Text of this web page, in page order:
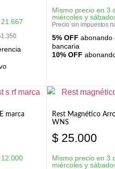
21.667
Mismo precio en 3
miércoles y
Precio sin impuestos
5% OFF abonando
bancaria
10% OFF
marca
12.000
Rest Magnético
WNS
$ 25.000
Mismo precio en 3
miércoles y